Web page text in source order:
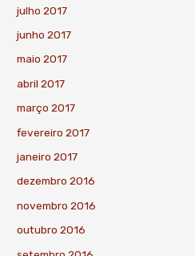
julho 2017
junho 2017
maio 2017
abril 2017
março 2017
fevereiro 2017
janeiro 2017
dezembro 2016
novembro 2016
outubro 2016